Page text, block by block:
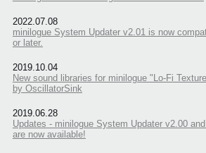
2022.07.08
minilogue System Updater v2.01 is now
or later.
2019.10.04
New sound libraries for minilogue "Lo-Fi
by OscillatorSink
2019.06.28
Updates - minilogue System Updater v2.00
are now available!